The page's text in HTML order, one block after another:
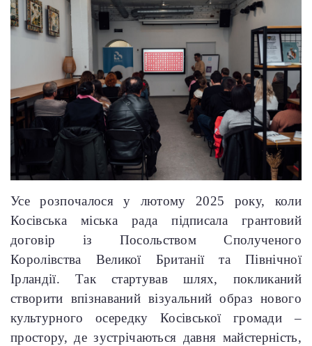
Усе розпочалося у лютому 2025 року, коли
Косівська міська рада підписала грантовий
договір із Посольством Сполученого
Королівства Великої Британії та Північної
Ірландії. Так стартував шлях, покликаний
створити впізнаваний візуальний образ нового
культурного осередку Косівської громади –
простору, де зустрічаються давня майстерність,